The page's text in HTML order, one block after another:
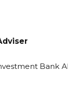
Bank